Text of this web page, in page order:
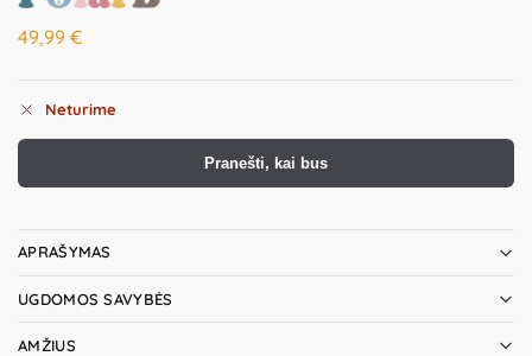
49,99 €
Neturime
Pranešti, kai bus
APRAŠYMAS
UGDOMOS SAVYBĖS
AMŽIUS